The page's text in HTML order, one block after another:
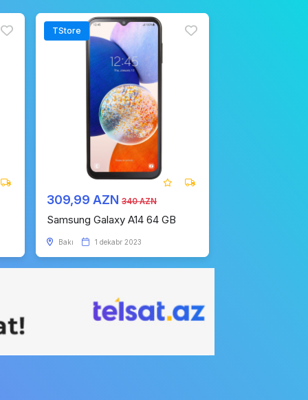
TStore
309,99 AZN 340 AZN
Samsung Galaxy A14 64 GB
Bakı 1 dekabr 2023